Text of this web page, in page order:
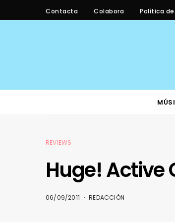
Contacta Colabora Política
REVIEWS
Huge! Active
06/09/2011 REDACCIÓN